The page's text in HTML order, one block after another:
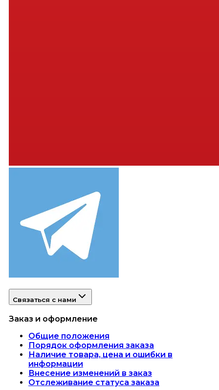
Связаться с нами
Заказ и оформление
Общие положения
Порядок оформления заказа
Наличие товара, цена и ошибки в
информации
Внесение изменений в заказ
Отслеживание статуса заказа